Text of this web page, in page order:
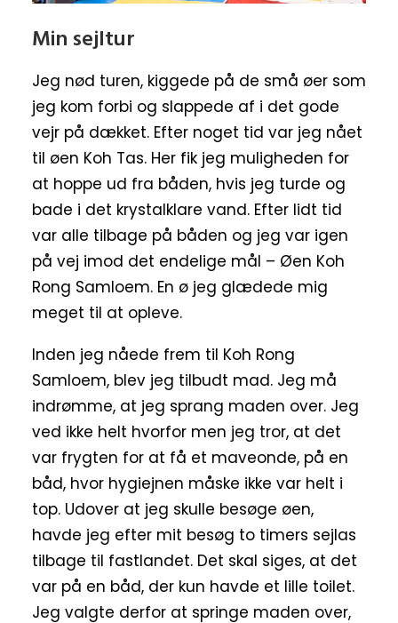
Min sejltur
Jeg nød turen, kiggede på de små øer som
jeg kom forbi og slappede af i det gode
vejr på dækket. Efter noget tid var jeg nået
til øen Koh Tas. Her fik jeg muligheden for
at hoppe ud fra båden, hvis jeg turde og
bade i det krystalklare vand. Efter lidt tid
var alle tilbage på båden og jeg var igen
på vej imod det endelige mål – Øen Koh
Rong Samloem. En ø jeg glædede mig
meget til at opleve.
Inden jeg nåede frem til Koh Rong
Samloem, blev jeg tilbudt mad. Jeg må
indrømme, at jeg sprang maden over. Jeg
ved ikke helt hvorfor men jeg tror, at det
var frygten for at få et maveonde, på en
båd, hvor hygiejnen måske ikke var helt i
top. Udover at jeg skulle besøge øen,
havde jeg efter mit besøg to timers sejlas
tilbage til fastlandet. Det skal siges, at det
var på en båd, der kun havde et lille toilet.
Jeg valgte derfor at springe maden over,